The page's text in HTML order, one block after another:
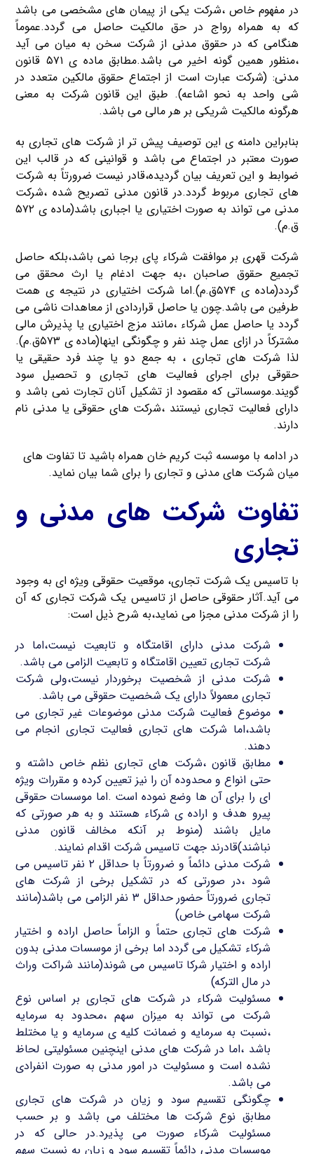
در مفهوم خاص ،شرکت یکی از پیمان های مشخصی می باشد
که به همراه رواج در حق مالکیت حاصل می گردد.عموماً
هنگامی که در حقوق مدنی از شرکت سخن به میان می آید
،منظور همین گونه اخیر می باشد.مطابق ماده ی ۵۷۱ قانون
مدنی: (شرکت عبارت است از اجتماع حقوق مالکین متعدد در
شی واحد به نحو اشاعه). طبق این قانون شرکت به معنی
هرگونه مالکیت شریکی بر هر مالی می باشد.
بنابراین دامنه ی این توصیف پیش تر از شرکت های تجاری به
صورت معتبر در اجتماع می باشد و قوانینی که در قالب این
ضوابط و این تعریف بیان گردیده،قادر نیست ضرورتاً به شرکت
های تجاری مربوط گردد.در قانون مدنی تصریح شده ،شرکت
مدنی می تواند به صورت اختیاری یا اجباری باشد(ماده ی ۵۷۲
ق.م).
شرکت قهری بر موافقت شرکاء پای برجا نمی باشد،بلکه حاصل
تجمیع حقوق صاحبان ،به جهت ادغام یا ارث محقق می
گردد(ماده ی ۵۷۴ق.م).اما شرکت اختیاری در نتیجه ی همت
طرفین می باشد.چون یا حاصل قراردادی از معاهدات ناشی می
گردد یا حاصل عمل شرکاء ،مانند مزج اختیاری یا پذیرش مالی
مشترکاً در ازای عمل چند نفر و چگونگی اینها(ماده ی ۵۷۳ق.م).
لذا شرکت های تجاری ، به جمع دو یا چند فرد حقیقی یا
حقوقی برای اجرای فعالیت های تجاری و تحصیل سود
گویند.موسساتی که مقصود از تشکیل آنان تجارت نمی باشد و
دارای فعالیت تجاری نیستند ،شرکت های حقوقی یا مدنی نام
دارند.
در ادامه با موسسه ثبت کریم خان همراه باشید تا تفاوت های
میان شرکت های مدنی و تجاری را برای شما بیان نماید.
تفاوت شرکت های مدنی و
تجاری
با تاسیس یک شرکت تجاری، موقعیت حقوقی ویژه ای به وجود
می آید.آثار حقوقی حاصل از تاسیس یک شرکت تجاری که آن
را از شرکت مدنی مجزا می نماید،به شرح ذیل است:
شرکت مدنی دارای اقامتگاه و تابعیت نیست،اما در
شرکت تجاری تعیین اقامتگاه و تابعیت الزامی می باشد.
شرکت مدنی از شخصیت برخوردار نیست،ولی شرکت
تجاری معمولاً دارای یک شخصیت حقوقی می باشد.
موضوع فعالیت شرکت مدنی موضوعات غیر تجاری می
باشد،اما شرکت های تجاری فعالیت تجاری انجام می
دهند.
مطابق قانون ،شرکت های تجاری نظم خاص داشته و
حتی انواع و محدوده آن را نیز تعیین کرده و مقررات ویژه
ای را برای آن ها وضع نموده است .اما موسسات حقوقی
پیرو هدف و اراده ی شرکاء هستند و به هر صورتی که
مایل باشند (منوط بر آنکه مخالف قانون مدنی
نباشند)قادرند جهت تاسیس شرکت اقدام نمایند.
شرکت مدنی دائماً و ضرورتاً با حداقل ۲ نفر تاسیس می
شود ،در صورتی که در تشکیل برخی از شرکت های
تجاری ضرورتاً حضور حداقل ۳ نفر الزامی می باشد(مانند
شرکت سهامی خاص)
شرکت های تجاری حتماً و الزاماً حاصل اراده و اختیار
شرکاء تشکیل می گردد اما برخی از موسسات مدنی بدون
اراده و اختیار شرکا تاسیس می شوند(مانند شراکت وراث
در مال الترکه)
مسئولیت شرکاء در شرکت های تجاری بر اساس نوع
شرکت می تواند به میزان سهم ،محدود به سرمایه
،نسبت به سرمایه و ضمانت کلیه ی سرمایه و یا مختلط
باشد ،اما در شرکت های مدنی اینچنین مسئولیتی لحاظ
نشده است و مسئولیت در امور مدنی به صورت انفرادی
می باشد.
چگونگی تقسیم سود و زیان در شرکت های تجاری
مطابق نوع شرکت ها مختلف می باشد و بر حسب
مسئولیت شرکاء صورت می پذیرد.در حالی که در
موسسات مدنی دائماً تقسیم سود و زیان به نسبت سهم